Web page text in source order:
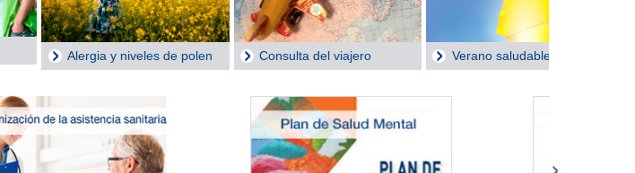
Consulta del viajero Verano saludable Consejos útiles